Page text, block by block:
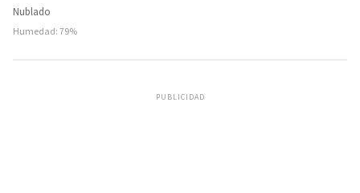
Nublado
Humedad: 79%
PUBLICIDAD